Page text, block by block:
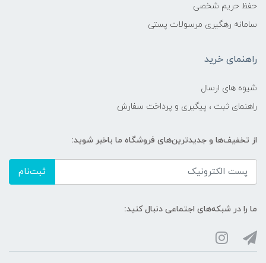
حفظ حریم شخصی
سامانه رهگیری مرسولات پستی
راهنمای خرید
شیوه های ارسال
راهنمای ثبت ، پیگیری و پرداخت سفارش
از تخفیف‌ها و جدیدترین‌های فروشگاه ما باخبر شوید:
ثبت‌نام
ما را در شبکه‌های اجتماعی دنبال کنید: